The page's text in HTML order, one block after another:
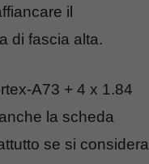
il
di fascia alta.
A73 + 4 x 1.84
la scheda
se si considera